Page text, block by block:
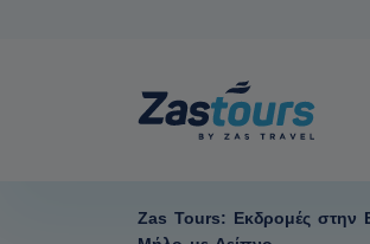
Zas Tours: Εκδρομές στην